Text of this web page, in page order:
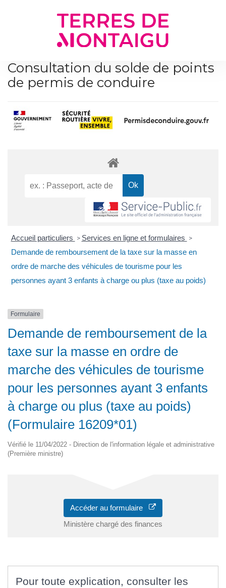
Consultation du solde de points
de permis de conduire
Accueil particuliers > Services en ligne et formulaires >
Demande de remboursement de la taxe sur la masse en
ordre de marche des véhicules de tourisme pour les
personnes ayant 3 enfants à charge ou plus (taxe au poids)
Formulaire
Demande de remboursement de la
taxe sur la masse en ordre de
marche des véhicules de tourisme
pour les personnes ayant 3 enfants
à charge ou plus (taxe au poids)
(Formulaire 16209*01)
Vérifié le 11/04/2022 - Direction de l'information légale et administrative
(Première ministre)
Accéder au formulaire
Ministère chargé des finances
Pour toute explication, consulter les